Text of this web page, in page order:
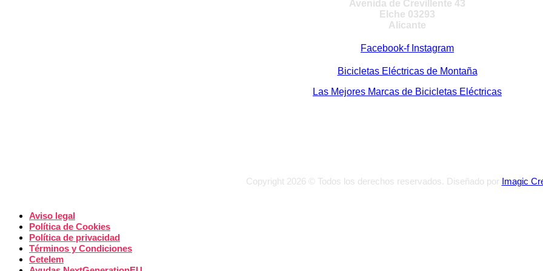
Avenida de Crevillente 43
Elche 03293
Alicante
Facebook-f Instagram
Bicicletas Eléctricas de Montaña
Las Mejores Marcas de Bicicletas Eléctricas
Copyright 2026 © Todos los derechos reservados. Diseñado por Imagic
Aviso legal
Política de Cookies
Política de privacidad
Términos y Condiciones
Cetelem